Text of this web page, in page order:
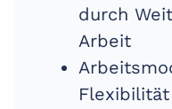
durch
Arbeit